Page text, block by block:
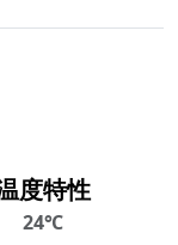
度特性
24℃